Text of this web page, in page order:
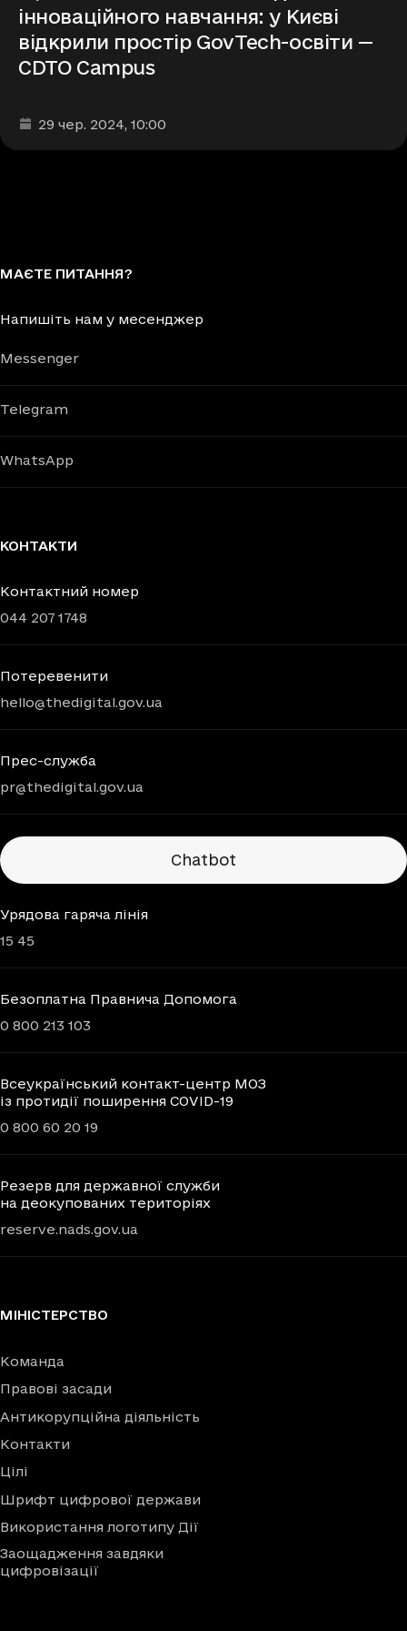
інноваційного навчання: у Києві
відкрили простір GovTech-освіти —
CDTO Campus
Дата та час публікації
29 чер. 2024, 10:00
МАЄТЕ ПИТАННЯ?
Напишіть нам у месенджер
Messenger
Telegram
WhatsApp
КОНТАКТИ
Контактний номер
044 207 1748
Потеревенити
hello@thedigital.gov.ua
Прес-служба
pr@thedigital.gov.ua
Chatbots
Chatbot
Урядова гаряча лінія
15 45
Безоплатна Правнича Допомога
0 800 213 103
Всеукраїнський контакт-центр МОЗ
із протидії поширення COVID-19
0 800 60 20 19
Резерв для державної служби
на деокупованих територіях
reserve.nads.gov.ua
МІНІСТЕРСТВО
Команда
Правові засади
Антикорупційна діяльність
Контакти
Цілі
Шрифт цифрової держави
Використання логотипу Дії
Заощадження завдяки
цифровізації